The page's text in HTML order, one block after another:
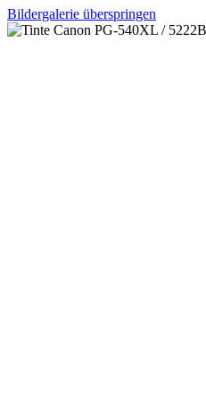
Bildergalerie überspringen